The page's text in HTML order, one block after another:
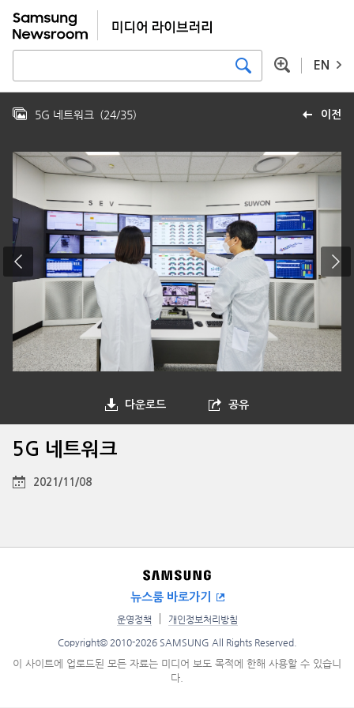
EN
이전
5G 네트워크 (24/35)
다운로드 공유
5G 네트워크
2021/11/08
뉴스룸 바로가기
운영정책 개인정보처리방침
Copyright© 2010-2026 SAMSUNG All Rights Reserved.
이 사이트에 업로드된 모든 자료는 미디어 보도 목적에 한해 사용할 수 있습니
다.